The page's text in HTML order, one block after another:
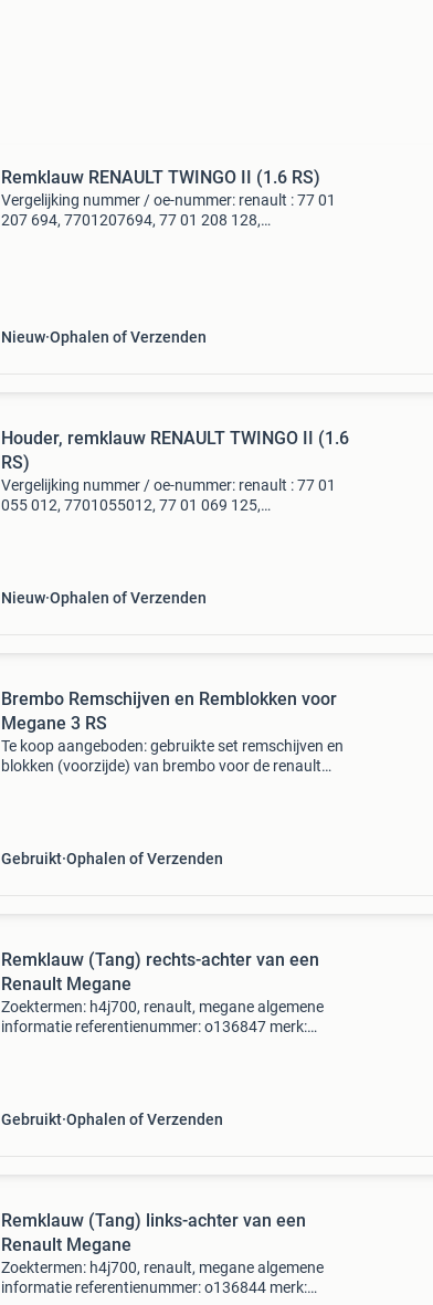
Remklauw RENAULT TWINGO II (1.6 RS)
Vergelijking nummer / oe-nummer: renault : 77 01
207 694, 7701207694, 77 01 208 128,
Nieuw Ophalen of Verzenden
Houder, remklauw RENAULT TWINGO II (1.6
RS)
Vergelijking nummer / oe-nummer: renault : 77 01
055 012, 7701055012, 77 01 069 125,
Nieuw Ophalen of Verzenden
Brembo Remschijven en Remblokken voor
Megane 3 RS
Te koop aangeboden: gebruikte set remschijven en
blokken (voorzijde) van brembo voor de renault
Gebruikt Ophalen of Verzenden
Remklauw (Tang) rechts-achter van een
Renault Megane
Zoektermen: h4j700, renault, megane algemene
informatie referentienummer: o136847 merk:
Gebruikt Ophalen of Verzenden
Remklauw (Tang) links-achter van een
Renault Megane
Zoektermen: h4j700, renault, megane algemene
informatie referentienummer: o136844 merk: